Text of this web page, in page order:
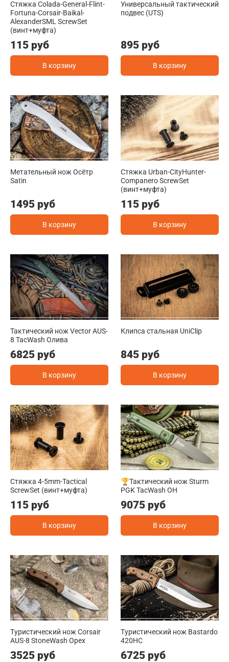
Стяжка Colada-General-Flint-
Fortuna-Corsair-Baikal-
AlexanderSML ScrewSet
(винт+муфта)
115 руб
В корзину
Универсальный тактический
подвес (UTS)
895 руб
В корзину
Метательный нож Осётр
Satin
1495 руб
В корзину
Стяжка Urban-CityHunter-
Companero ScrewSet
(винт+муфта)
115 руб
В корзину
Тактический нож Vector AUS-
8 TacWash Олива
6825 руб
В корзину
Клипса стальная UniClip
845 руб
В корзину
Стяжка 4-5mm-Tactical
ScrewSet (винт+муфта)
115 руб
В корзину
🏆Тактический нож Sturm
PGK TacWash OH
9075 руб
В корзину
Туристический нож Corsair
AUS-8 StoneWash Орех
3525 руб
Туристический нож Bastardo
420HC
6725 руб